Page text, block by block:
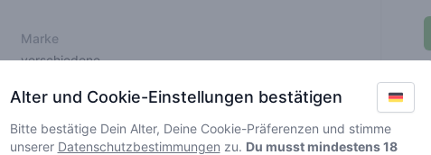
Marke
verschiedene
und werden von Greenmeister nicht überprüft. Details können
Alter und Cookie-Einstellungen bestätigen
Bitte bestätige Dein Alter, Deine Cookie-Präferenzen und stimme
unserer Datenschutzbestimmungen zu. Du musst mindestens 18